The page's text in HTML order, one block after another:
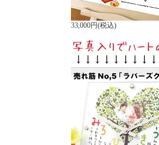
33,000円(税込)